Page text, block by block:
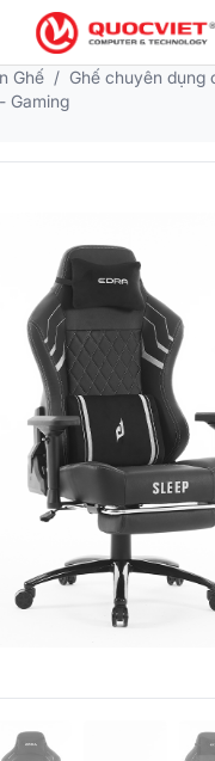
Ghế / Ghế chuyên dụng
Gaming